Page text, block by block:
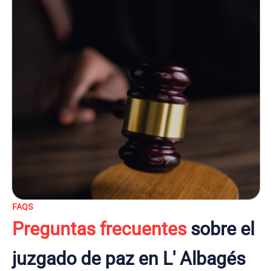
FAQS
Preguntas frecuentessobre el
juzgado de paz en L' Albagés